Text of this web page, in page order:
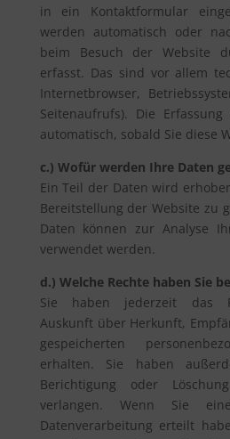
in ein Kontaktformular
werden automatisch oder
beim Besuch der Website
erfasst. Das sind vor allem
Internetbrowser,
Seitenaufrufs). Die
automatisch, sobald Sie diese
c.) Wofür werden Ihre Daten
Ein Teil der Daten wird
Bereitstellung der Website zu
Daten können zur Analyse
verwendet werden.
d.) Welche Rechte haben Sie
Sie haben jederzeit das
Auskunft über Herkunft,
gespeicherten
erhalten. Sie haben
Berichtigung oder
verlangen. Wenn Sie
Datenverarbeitung erteilt